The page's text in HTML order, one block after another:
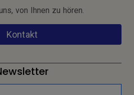
von Ihnen zu hören.
Kontakt